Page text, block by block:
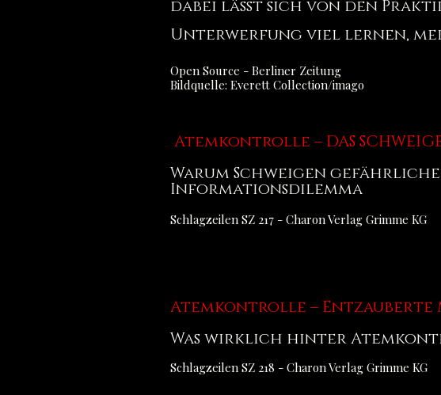
dabei lässt sich von den
Unterwerfung viel lernen,
Open Source - Berliner Zeitung
Bildquelle: Everett Collection/imago
Atemkontrolle – DAS
Warum Schweigen gefährlicher
Informationsdilemma
Schlagzeilen SZ 217 - Charon Verlag Grimme KG
Atemkontrolle – Entzauberte
Was wirklich hinter
Schlagzeilen SZ 218 - Charon Verlag Grimme KG